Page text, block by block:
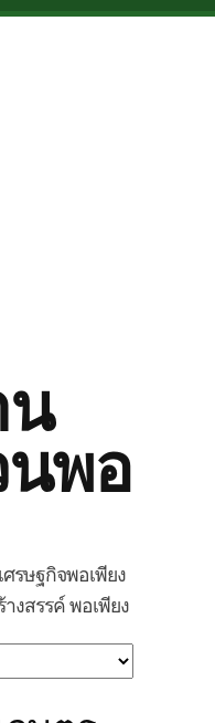
พอ
รษฐกิจพอเพียง
งสรรค์ พอเพียง